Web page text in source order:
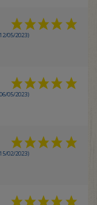
05/2023)
05/2023)
02/2023)